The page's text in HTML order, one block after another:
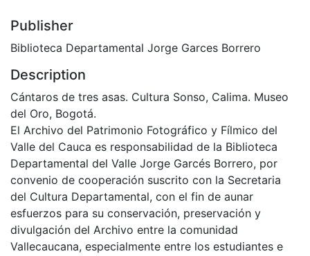
Publisher
Biblioteca Departamental Jorge Garces Borrero
Description
Cántaros de tres asas. Cultura Sonso, Calima. Museo
del Oro, Bogotá.
El Archivo del Patrimonio Fotográfico y Fílmico del
Valle del Cauca es responsabilidad de la Biblioteca
Departamental del Valle Jorge Garcés Borrero, por
convenio de cooperación suscrito con la Secretaria
del Cultura Departamental, con el fin de aunar
esfuerzos para su conservación, preservación y
divulgación del Archivo entre la comunidad
Vallecaucana, especialmente entre los estudiantes e